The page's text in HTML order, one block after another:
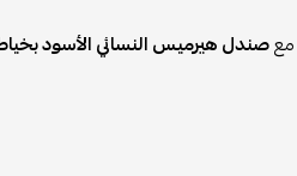
معصندل هيرميس النسائي الأسود